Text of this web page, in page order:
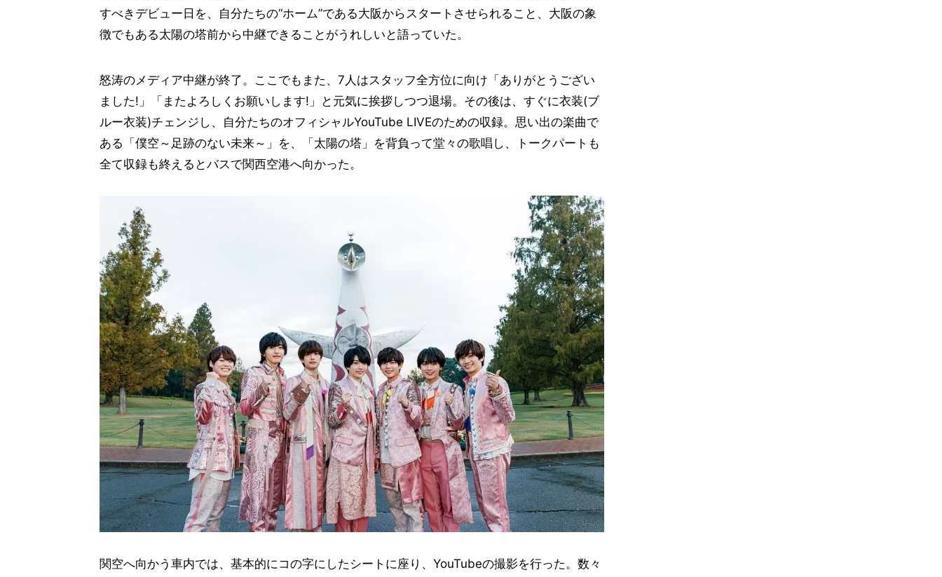
すべきデビュー日を、自分たちの“ホーム”である大阪からスタートさせられること、大阪の象
徴でもある太陽の塔前から中継できることがうれしいと語っていた。
怒涛のメディア中継が終了。ここでもまた、7人はスタッフ全方位に向け「ありがとうござい
ました!」「またよろしくお願いします!」と元気に挨拶しつつ退場。その後は、すぐに衣装(ブ
ルー衣装)チェンジし、自分たちのオフィシャルYouTube LIVEのための収録。思い出の楽曲で
ある「僕空～足跡のない未来～」を、「太陽の塔」を背負って堂々の歌唱し、トークパートも
全て収録も終えるとバスで関西空港へ向かった。
関空へ向かう車内では、基本的にコの字にしたシートに座り、YouTubeの撮影を行った。数々